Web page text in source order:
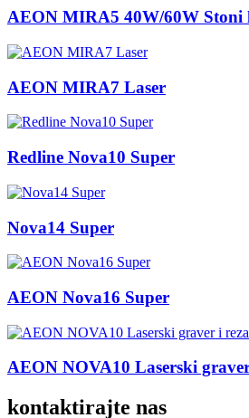
AEON MIRA5 40W/60W Stoni
AEON MIRA7 Laser
Redline Nova10 Super
Nova14 Super
AEON Nova16 Super
AEON NOVA10 Laserski
kontaktirajte nas